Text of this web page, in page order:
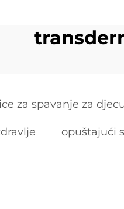
za spavanje za
opuštajući